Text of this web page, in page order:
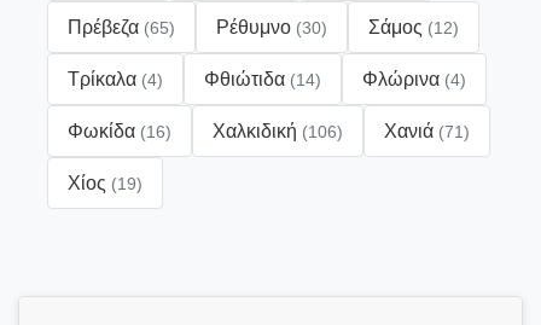
Πρέβεζα (65) Ρέθυμνο (30) Σάμος (12)
Τρίκαλα (4) Φθιώτιδα (14) Φλώρινα (4)
Φωκίδα (16) Χαλκιδική (106) Χανιά (71)
Χίος (19)